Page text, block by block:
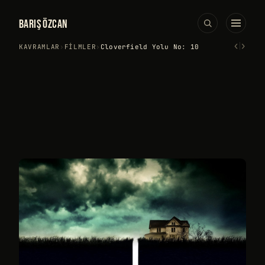
BARIŞ ÖZCAN
KAVRAMLAR › FILMLER › Cloverfield Yolu No: 10 ‹›